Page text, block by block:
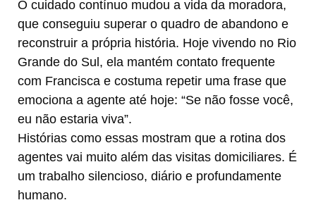
O cuidado contínuo mudou a vida da moradora,
que conseguiu superar o quadro de abandono e
reconstruir a própria história. Hoje vivendo no Rio
Grande do Sul, ela mantém contato frequente
com Francisca e costuma repetir uma frase que
emociona a agente até hoje: “Se não fosse você,
eu não estaria viva”.
Histórias como essas mostram que a rotina dos
agentes vai muito além das visitas domiciliares. É
um trabalho silencioso, diário e profundamente
humano.